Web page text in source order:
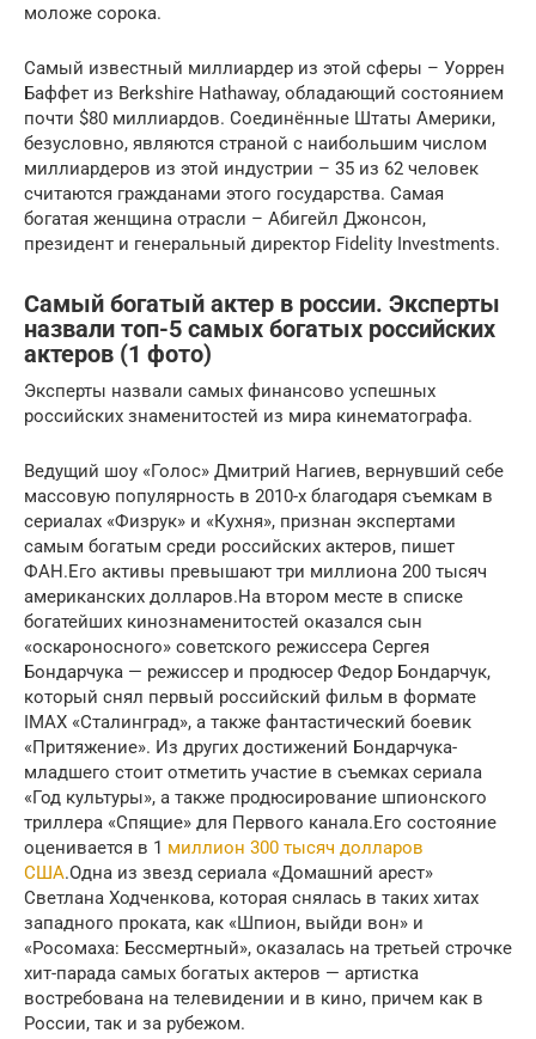
моложе сорока.
Самый известный миллиардер из этой сферы – Уоррен
Баффет из Berkshire Hathaway, обладающий состоянием
почти $80 миллиардов. Соединённые Штаты Америки,
безусловно, являются страной с наибольшим числом
миллиардеров из этой индустрии – 35 из 62 человек
считаются гражданами этого государства. Самая
богатая женщина отрасли – Абигейл Джонсон,
президент и генеральный директор Fidelity Investments.
Самый богатый актер в россии. Эксперты
назвали топ-5 самых богатых российских
актеров (1 фото)
Эксперты назвали самых финансово успешных
российских знаменитостей из мира кинематографа.
Ведущий шоу «Голос» Дмитрий Нагиев, вернувший себе
массовую популярность в 2010-х благодаря съемкам в
сериалах «Физрук» и «Кухня», признан экспертами
самым богатым среди российских актеров, пишет
ФАН.Его активы превышают три миллиона 200 тысяч
американских долларов.На втором месте в списке
богатейших кинознаменитостей оказался сын
«оскароносного» советского режиссера Сергея
Бондарчука — режиссер и продюсер Федор Бондарчук,
который снял первый российский фильм в формате
IMAX «Сталинград», а также фантастический боевик
«Притяжение». Из других достижений Бондарчука-
младшего стоит отметить участие в съемках сериала
«Год культуры», а также продюсирование шпионского
триллера «Спящие» для Первого канала.Его состояние
оценивается в 1 миллион 300 тысяч долларов
США.Одна из звезд сериала «Домашний арест»
Светлана Ходченкова, которая снялась в таких хитах
западного проката, как «Шпион, выйди вон» и
«Росомаха: Бессмертный», оказалась на третьей строчке
хит-парада самых богатых актеров — артистка
востребована на телевидении и в кино, причем как в
России, так и за рубежом.